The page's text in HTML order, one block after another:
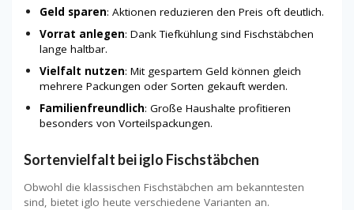
Geld sparen: Aktionen reduzieren den Preis oft deutlich.
Vorrat anlegen: Dank Tiefkühlung sind Fischstäbchen
lange haltbar.
Vielfalt nutzen: Mit gespartem Geld können gleich
mehrere Packungen oder Sorten gekauft werden.
Familienfreundlich: Große Haushalte profitieren
besonders von Vorteilspackungen.
Sortenvielfalt bei iglo Fischstäbchen
Obwohl die klassischen Fischstäbchen am bekanntesten
sind, bietet iglo heute verschiedene Varianten an.